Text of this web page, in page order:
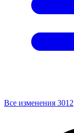
Все изменения 3012